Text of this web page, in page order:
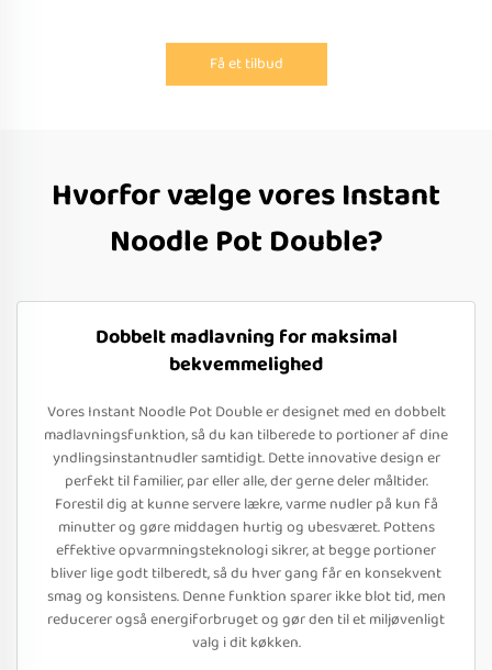
Få et tilbud
Hvorfor vælge vores Instant
Noodle Pot Double?
Dobbelt madlavning for maksimal
bekvemmelighed
Vores Instant Noodle Pot Double er designet med en dobbelt
madlavningsfunktion, så du kan tilberede to portioner af dine
yndlingsinstantnudler samtidigt. Dette innovative design er
perfekt til familier, par eller alle, der gerne deler måltider.
Forestil dig at kunne servere lækre, varme nudler på kun få
minutter og gøre middagen hurtig og ubesværet. Pottens
effektive opvarmningsteknologi sikrer, at begge portioner
bliver lige godt tilberedt, så du hver gang får en konsekvent
smag og konsistens. Denne funktion sparer ikke blot tid, men
reducerer også energiforbruget og gør den til et miljøvenligt
valg i dit køkken.